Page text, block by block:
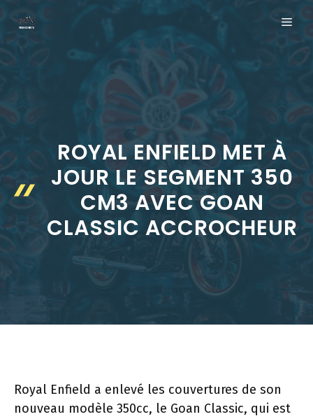
ROYAL ENFIELD MET À
JOUR LE SEGMENT 350
CM3 AVEC GOAN
CLASSIC ACCROCHEUR
Royal Enfield a enlevé les couvertures de son
nouveau modèle 350cc, le Goan Classic, qui est